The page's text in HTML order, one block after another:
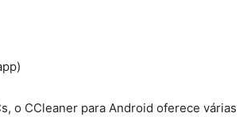
o CCleaner para Android oferece várias